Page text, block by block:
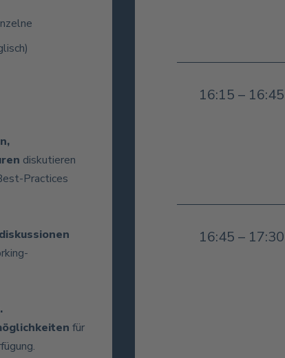
diskutieren
Practices
für
16:15 – 16:45
16:45 – 17:30